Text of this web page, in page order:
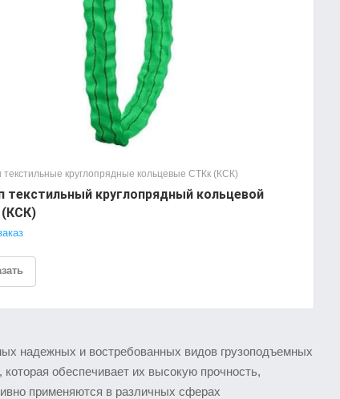
круглопрядные кольцевые СТКк (КСК)
текстильный круглопрядный кольцевой
надежных и востребованных видов грузоподъемных
обеспечивает их высокую прочность,
применяются в различных сферах